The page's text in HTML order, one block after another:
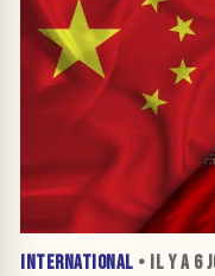
INTERNATIONAL • IL Y A 6